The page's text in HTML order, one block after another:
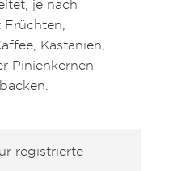
je nach
Früchten,
Kastanien,
Pinienkernen
registrierte